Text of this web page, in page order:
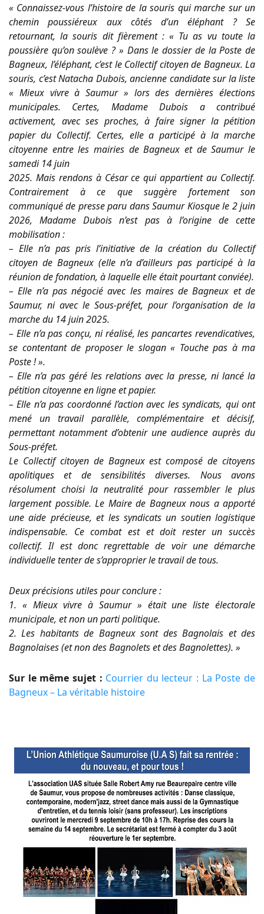
« Connaissez-vous l’histoire de la souris qui marche sur un
chemin poussiéreux aux côtés d’un éléphant ? Se
retournant, la souris dit fièrement : « Tu as vu toute la
poussière qu’on soulève ? » Dans le dossier de la Poste de
Bagneux, l’éléphant, c’est le Collectif citoyen de Bagneux. La
souris, c’est Natacha Dubois, ancienne candidate sur la liste
« Mieux vivre à Saumur » lors des dernières élections
municipales. Certes, Madame Dubois a contribué
activement, avec ses proches, à faire signer la pétition
papier du Collectif. Certes, elle a participé à la marche
citoyenne entre les mairies de Bagneux et de Saumur le
samedi 14 juin
2025. Mais rendons à César ce qui appartient au Collectif.
Contrairement à ce que suggère fortement son
communiqué de presse paru dans Saumur Kiosque le 2 juin
2026, Madame Dubois n’est pas à l’origine de cette
mobilisation :
– Elle n’a pas pris l’initiative de la création du Collectif
citoyen de Bagneux (elle n’a d’ailleurs pas participé à la
réunion de fondation, à laquelle elle était pourtant conviée).
– Elle n’a pas négocié avec les maires de Bagneux et de
Saumur, ni avec le Sous-préfet, pour l’organisation de la
marche du 14 juin 2025.
– Elle n’a pas conçu, ni réalisé, les pancartes revendicatives,
se contentant de proposer le slogan « Touche pas à ma
Poste ! ».
– Elle n’a pas géré les relations avec la presse, ni lancé la
pétition citoyenne en ligne et papier.
– Elle n’a pas coordonné l’action avec les syndicats, qui ont
mené un travail parallèle, complémentaire et décisif,
permettant notamment d’obtenir une audience auprès du
Sous-préfet.
Le Collectif citoyen de Bagneux est composé de citoyens
apolitiques et de sensibilités diverses. Nous avons
résolument choisi la neutralité pour rassembler le plus
largement possible. Le Maire de Bagneux nous a apporté
une aide précieuse, et les syndicats un soutien logistique
indispensable. Ce combat est et doit rester un succès
collectif. Il est donc regrettable de voir une démarche
individuelle tenter de s’approprier le travail de tous.
Deux précisions utiles pour conclure :
1. « Mieux vivre à Saumur » était une liste électorale
municipale, et non un parti politique.
2. Les habitants de Bagneux sont des Bagnolais et des
Bagnolaises (et non des Bagnolets et des Bagnolettes). »
Sur le même sujet : Courrier du lecteur : La Poste de
Bagneux – La véritable histoire